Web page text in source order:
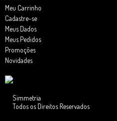
Meu Carrinho
Cadastre-se
Meus Dados
Meus Pedidos
Promoções
Novidades
Simmetria
Todos os Direitos Reservados